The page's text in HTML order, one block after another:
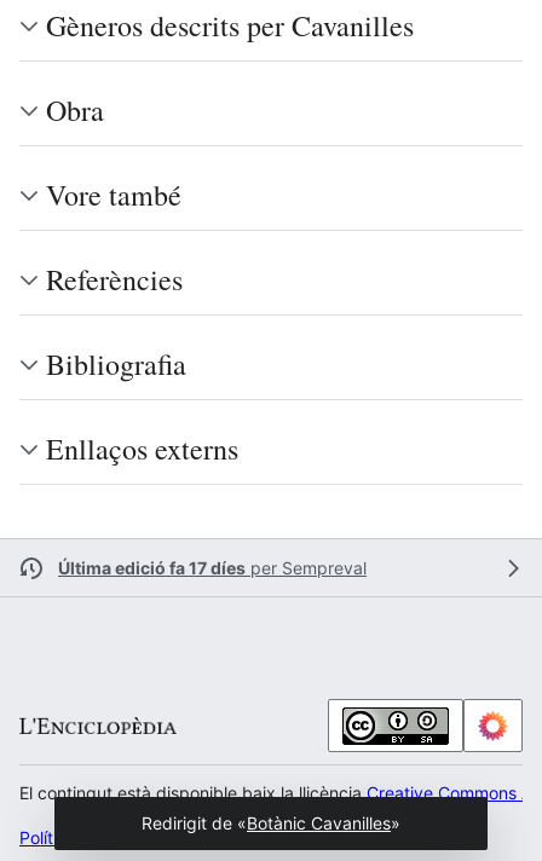
Gèneros descrits per Cavanilles
Obra
Vore també
Referències
Bibliografia
Enllaços externs
Última edició fa 17 díes per Sempreval
El contingut està disponible baix la llicènciaCreative Commons
Política de privacitat Escritori
Redirigit de «Botànic Cavanilles»